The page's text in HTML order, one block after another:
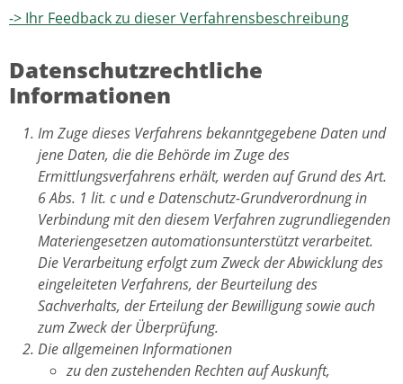
-> Ihr Feedback zu dieser Verfahrensbeschreibung
Datenschutzrechtliche
Informationen
Im Zuge dieses Verfahrens bekanntgegebene Daten und
jene Daten, die die Behörde im Zuge des
Ermittlungsverfahrens erhält, werden auf Grund des Art.
6 Abs. 1 lit. c und e Datenschutz-Grundverordnung in
Verbindung mit den diesem Verfahren zugrundliegenden
Materiengesetzen automationsunterstützt verarbeitet.
Die Verarbeitung erfolgt zum Zweck der Abwicklung des
eingeleiteten Verfahrens, der Beurteilung des
Sachverhalts, der Erteilung der Bewilligung sowie auch
zum Zweck der Überprüfung.
Die allgemeinen Informationen
zu den zustehenden Rechten auf Auskunft,